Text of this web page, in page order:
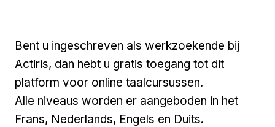
Bent u ingeschreven als werkzoekende bij
Actiris, dan hebt u gratis toegang tot dit
platform voor online taalcursussen.
Alle niveaus worden er aangeboden in het
Frans, Nederlands, Engels en Duits.